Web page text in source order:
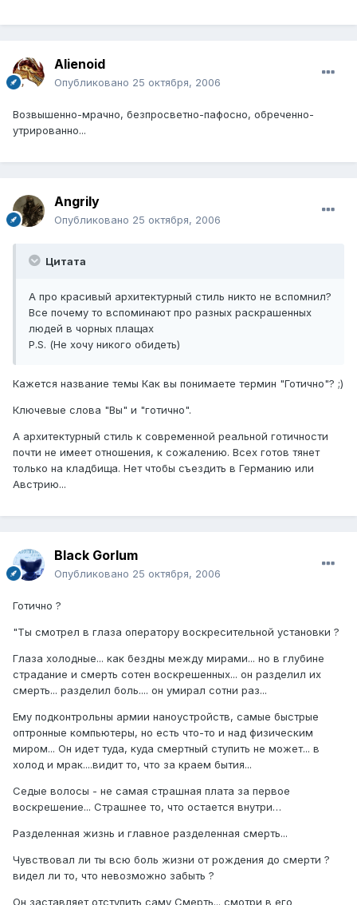
Alienoid
Опубликовано 25 октября, 2006
Возвышенно-мрачно, безпросветно-пафосно, обреченно-
утрированно...
Angrily
Опубликовано 25 октября, 2006
Цитата
А про красивый архитектурный стиль никто не вспомнил?
Все почему то вспоминают про разных раскрашенных
людей в чорных плащах
P.S. (Не хочу никого обидеть)
Кажется название темы Как вы понимаете термин "Готично"? ;)
Ключевые слова "Вы" и "готично".
А архитектурный стиль к современной реальной готичности
почти не имеет отношения, к сожалению. Всех готов тянет
только на кладбища. Нет чтобы съездить в Германию или
Австрию...
Black Gorlum
Опубликовано 25 октября, 2006
Готично ?
"Ты смотрел в глаза оператору воскресительной установки ?
Глаза холодные... как бездны между мирами... но в глубине
страдание и смерть сотен воскрешенных... он разделил их
смерть... разделил боль.... он умирал сотни раз...
Ему подконтрольны армии наноустройств, самые быстрые
оптронные компьютеры, но есть что-то и над физическим
миром... Он идет туда, куда смертный ступить не может... в
холод и мрак....видит то, что за краем бытия...
Седые волосы - не самая страшная плата за первое
воскрешение... Страшнее то, что остается внутри…
Разделенная жизнь и главное разделенная смерть...
Чувствовал ли ты всю боль жизни от рождения до смерти ?
видел ли то, что невозможно забыть ?
Он заставляет отступить саму Смерть... смотри в его